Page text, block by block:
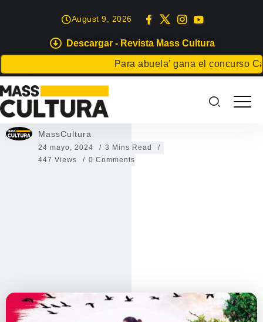
Descargar - Revista Mass Cultura
Para abuela’ gana el concurso Carta
August 9, 2026
TENERIFE
Agenda cultural de La Laguna
Agenda cultural de La Laguna
MassCultura
24 mayo, 2024
3 Mins Read
447 Views
0 Comments